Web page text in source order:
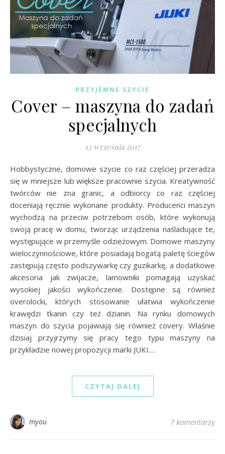
PRZYJEMNE SZYCIE
Cover – maszyna do zadań
specjalnych
13 września 2017
Hobbystyczne, domowe szycie co raz częściej przeradza
się w mniejsze lub większe pracownie szycia. Kreatywność
twórców nie zna granic, a odbiorcy co raz częściej
doceniają ręcznie wykonane produkty. Producenci maszyn
wychodzą na przeciw potrzebom osób, które wykonują
swoją pracę w domu, tworząc urządzenia naśladujące te,
występujące w przemyśle odzieżowym. Domowe maszyny
wieloczynnościowe, które posiadają bogatą paletę ściegów
zastępują często podszywarkę czy guzikarkę, a dodatkowe
akcesoria jak zwijacze, lamowniki pomagają uzyskać
wysokiej jakości wykończenie. Dostępne są również
overolocki, których stosowanie ułatwia wykończenie
krawędzi tkanin czy też dzianin. Na rynku domowych
maszyn do szycia pojawiają się również covery. Właśnie
dzisiaj przyjrzymy się pracy tego typu maszyny na
przykładzie nowej propozycji marki JUKI.…
CZYTAJ DALEJ
myou 7 komentarzy